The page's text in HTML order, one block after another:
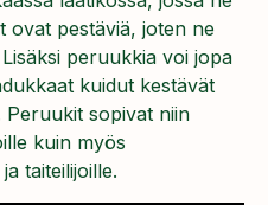
ovat pestäviä, joten ne
peruukkia voi jopa
kuidut kestävät
sopivat niin
kuin myös
taiteilijoille.